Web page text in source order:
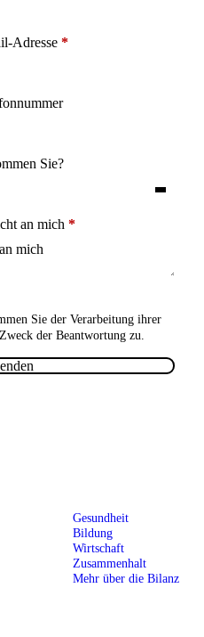
Adresse *
Sie?
an mich *
Sie der Verarbeitung ihrer
der Beantwortung zu.
Gesundheit
Bildung
Wirtschaft
Zusammenhalt
Mehr über die Bilanz